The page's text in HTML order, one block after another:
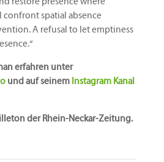
confront spatial absence
A refusal to let emptiness
erfahren unter
und auf seinem Instagram Kanal
der Rhein-Neckar-Zeitung.